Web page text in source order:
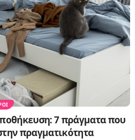
7 πράγματα που
πραγματικότητα